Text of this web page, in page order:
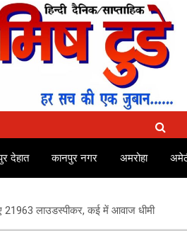
देहात कानपुर नगर अमरोहा
21963 लाउडस्पीकर, कई में आवाज धीमी